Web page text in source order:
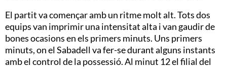
El partit va començar amb un ritme molt alt. Tots dos
equips van imprimir una intensitat alta i van gaudir de
bones ocasions en els primers minuts. Uns primers
minuts, on el Sabadell va fer-se durant alguns instants
amb el control de la possessió. Al minut 12 el filial del